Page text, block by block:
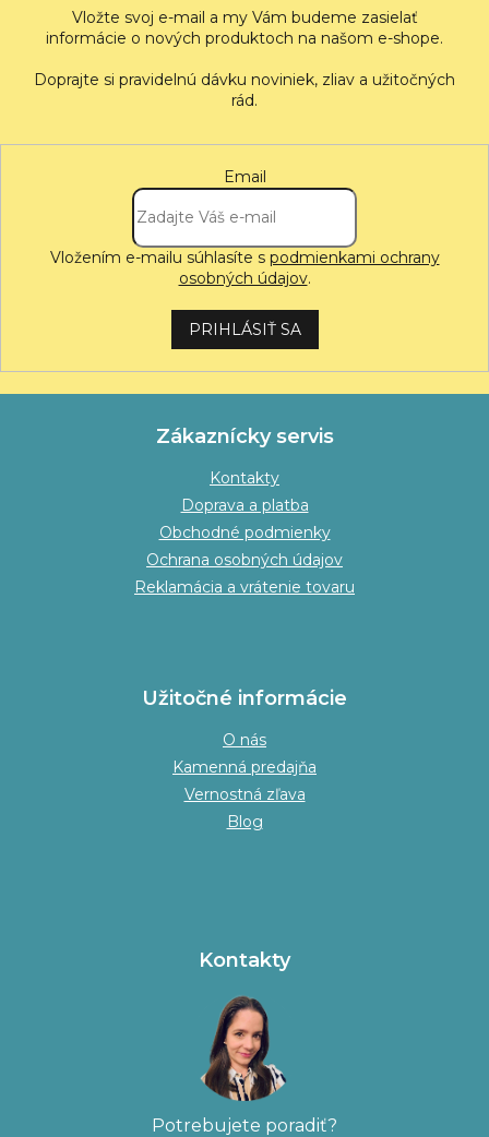
Vložte svoj e-mail a my Vám budeme zasielať
informácie o nových produktoch na našom e-shope.
Email
Vložením e-mailu súhlasíte s podmienkami ochrany
osobných údajov.
PRIHLÁSIŤ SA
Zákaznícky servis
Kontakty
Doprava a platba
Obchodné podmienky
Ochrana osobných údajov
Reklamácia a vrátenie tovaru
Užitočné informácie
O nás
Kamenná predajňa
Vernostná zľava
Blog
Kontakty
Potrebujete poradiť?